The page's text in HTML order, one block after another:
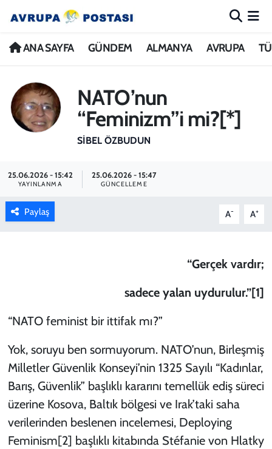
ANA SAYFA GÜNDEM ALMANYA AVRUPA
NATO’nun
“Feminizm”i mi?[*]
SIBEL ÖZBUDUN
25.06.2026 - 15:42
YAYINLANMA
25.06.2026 - 15:47
GÜNCELLEME
Paylaş A- A+
“Gerçek vardır;
sadece yalan uydurulur.”[1]
“NATO feminist bir ittifak mı?”
Yok, soruyu ben sormuyorum. NATO’nun, Birleşmiş
Milletler Güvenlik Konseyi’nin 1325 Sayılı “Kadınlar,
Barış, Güvenlik” başlıklı kararını temellük ediş süreci
üzerine Kosova, Baltık bölgesi ve Irak’taki saha
verilerinden beslenen incelemesi, Deploying
Feminism[2] başlıklı kitabında Stéfanie von Hlatky
ANA SAYFA
ALMANYA
TÜRKİYE
DÜNYA
YAZARLAR
Nöbetçi Eczaneler
İstanbul Namaz Vakitleri
Trafik Durumu
Avrupa Ligi Puan Durumu ve Fikstür
Tüm Manşetler